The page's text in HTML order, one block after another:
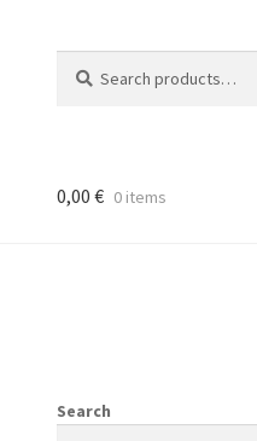
for:
0,00 € 0 items
Search